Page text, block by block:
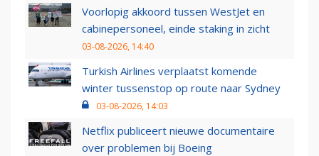
Voorlopig akkoord tussen WestJet en
cabinepersoneel, einde staking in zicht
03-08-2026, 14:40
Turkish Airlines verplaatst komende
winter tussenstop op route naar Sydney
03-08-2026, 14:03
Netflix publiceert nieuwe documentaire
over problemen bij Boeing